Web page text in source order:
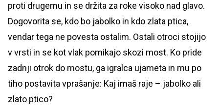
proti drugemu in se držita za roke visoko nad glavo.
Dogovorita se, kdo bo jabolko in kdo zlata ptica,
vendar tega ne povesta ostalim. Ostali otroci stojijo
v vrsti in se kot vlak pomikajo skozi most. Ko pride
zadnji otrok do mostu, ga igralca ujameta in mu po
tiho postavita vprašanje: Kaj imaš raje – jabolko ali
zlato ptico?